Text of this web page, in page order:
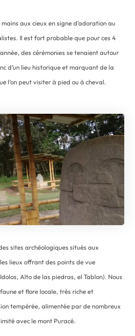
aux cieux en signe d’adoration au
Il est fort probable que pour ces 4
des cérémonies se tenaient autour
d’un lieu historique et marquant de la
l’on peut visiter à pied ou à cheval.
sites archéologiques situés aux
lieux offrant des points de vue
Alto de las piedras, el Tablon). Nous
et flore locale, très riche et
tempérée, alimentée par de nombreux
avec le mont Puracé.